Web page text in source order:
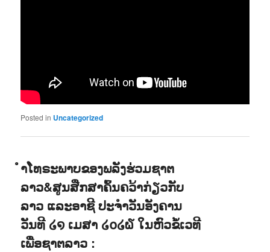
Posted in Uncategorized
ຳໂທຣະພາບຂອງພລັງຮ່ວມຊາຕ
ລາວ&ສູນສືກສາຄົ້ນຄວ້າກ່ຽວກັບ
ລາວ ແລະອາຊີ ປະຈຳວັນອັງຄານ
ວັນທີ ໒໑ ເມສາ ໒໐໒໖ ໃນຫົວຂໍ້ເວທີ
ເພື່ອຊາຕລາວ :